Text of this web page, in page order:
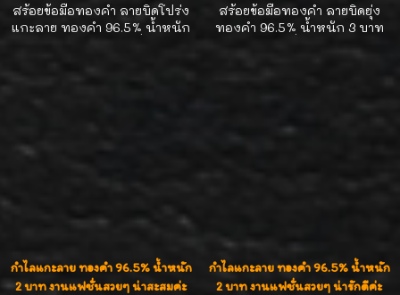
สร้อยข้อมือทองคำ ลายบิดโปร่ง
แกะลาย ทองคำ 96.5% น้ำหนัก
สร้อยข้อมือทองคำ ลายบิดยุ่ง
ทองคำ 96.5% น้ำหนัก 3 บาท
กำไลแกะลาย ทองคำ 96.5% น้ำหนัก
2 บาท งานแฟชั่นสวยๆ น่าสะสมค่ะ
กำไลแกะลาย ทองคำ 96.5% น้ำหนัก
2 บาท งานแฟชั่นสวยๆ น่ารักดีค่ะ